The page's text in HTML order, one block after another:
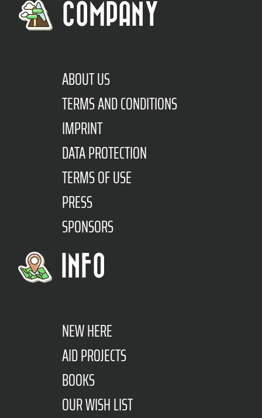
COMPANY
ABOUT US
TERMS AND CONDITIONS
IMPRINT
DATA PROTECTION
TERMS OF USE
PRESS
SPONSORS
INFO
NEW HERE
AID PROJECTS
BOOKS
OUR WISH LIST